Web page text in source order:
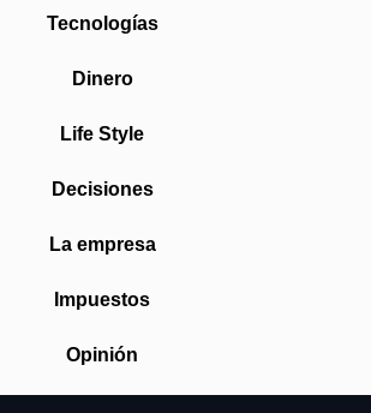
Tecnologías
Dinero
Life Style
Decisiones
La empresa
Impuestos
Opinión